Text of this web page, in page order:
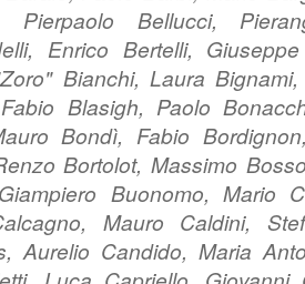
Pierpaolo Bellucci,
Enrico Bertelli,
Bianchi, Laura
Blasigh, Paolo
Bondì, Fabio
Bortolot, Massimo
Buonomo, Mario
Mauro Caldini,
Aurelio Candido, Maria